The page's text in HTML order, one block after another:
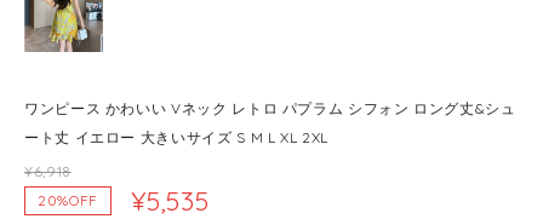
ワンピース かわいい Vネック レトロ パプラム シフォン ロング丈&シュ
ート丈 イエロー 大きいサイズ S M L XL 2XL
¥6,918
20%OFF
¥5,535